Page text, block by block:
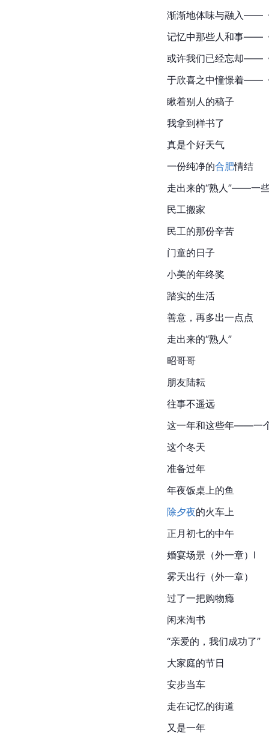
渐渐地体味与融入——
记忆中那些人和事——
或许我们已经忘却——
于欣喜之中憧憬着——
瞅着别人的稿子
我拿到样书了
真是个好天气
一份纯净的合肥情结
走出来的“熟人”——一
民工搬家
民工的那份辛苦
门童的日子
小美的年终奖
踏实的生活
善意，再多出一点点
走出来的“熟人”
昭哥哥
朋友陆耘
往事不遥远
这一年和这些年——一
这个冬天
准备过年
年夜饭桌上的鱼
除夕夜的火车上
正月初七的中午
婚宴场景（外一章）l
雾天出行（外一章）
过了一把购物瘾
闲来淘书
“亲爱的，我们成功了”
大家庭的节日
安步当车
走在记忆的街道
又是一年